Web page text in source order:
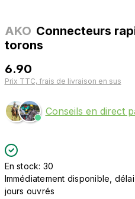
AKO Connecteurs
torons
6.90
Prix TTC, frais de livraison en sus
Conseils en direct
En stock: 30
Immédiatement disponible,
jours ouvrés